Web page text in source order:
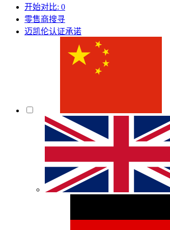
开始对比: 0
零售商搜寻
迈凯伦认证承诺